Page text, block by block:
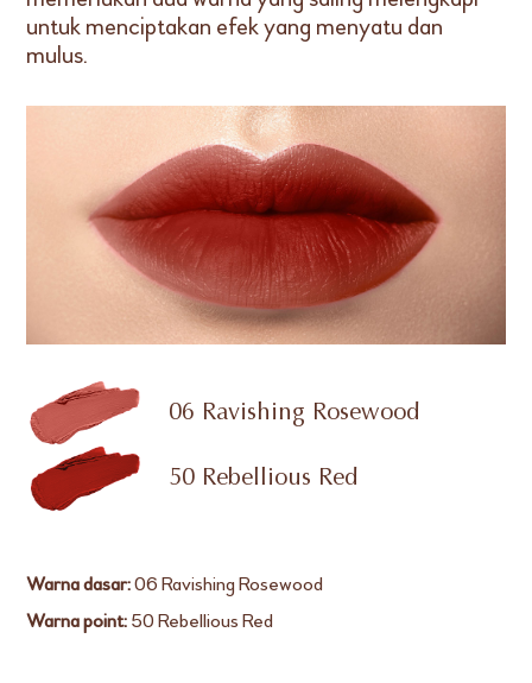
untuk menciptakan efek yang menyatu dan
mulus.
06 Ravishing Rosewood
50 Rebellious Red
Warna dasar:06 Ravishing Rosewood
Warna point:50 Rebellious Red